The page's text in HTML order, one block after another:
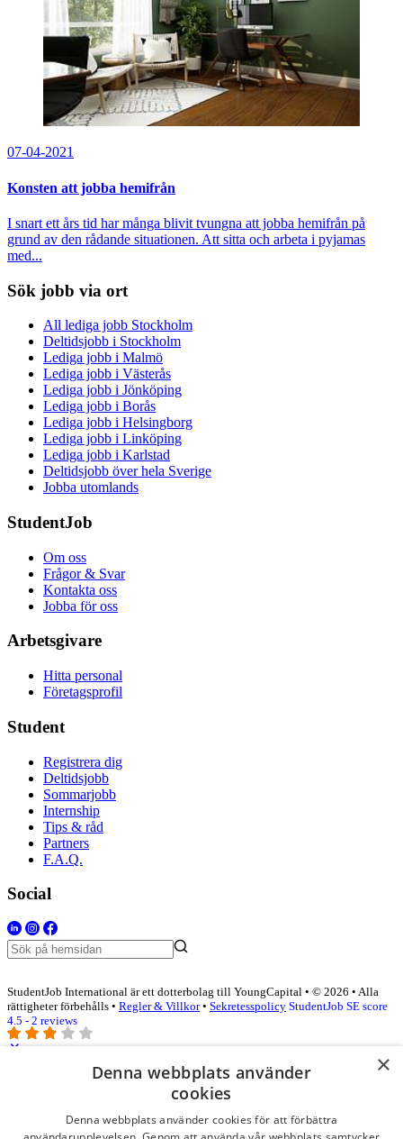
07-04-2021
Konsten att jobba hemifrån
I snart ett års tid har många blivit tvungna att jobba hemifrån på
grund av den rådande situationen. Att sitta och arbeta i pyjamas
med...
Sök jobb via ort
All lediga jobb Stockholm
Deltidsjobb i Stockholm
Lediga jobb i Malmö
Lediga jobb i Västerås
Lediga jobb i Jönköping
Lediga jobb i Borås
Lediga jobb i Helsingborg
Lediga jobb i Linköping
Lediga jobb i Karlstad
Deltidsjobb över hela Sverige
Jobba utomlands
StudentJob
Om oss
Frågor & Svar
Kontakta oss
Jobba för oss
Arbetsgivare
Hitta personal
Företagsprofil
Student
Registrera dig
Deltidsjobb
Sommarjobb
Internship
Tips & råd
Partners
F.A.Q.
Social
StudentJob International är ett dotterbolag till YoungCapital • © 2026 • Alla
rättigheter förbehålls • Regler & Villkor• Sekretesspolicy StudentJob SE score
4.5 - 2 reviews
Logga in som företag
×
Denna webbplats använder
cookies
Denna webbplats använder cookies för att förbättra